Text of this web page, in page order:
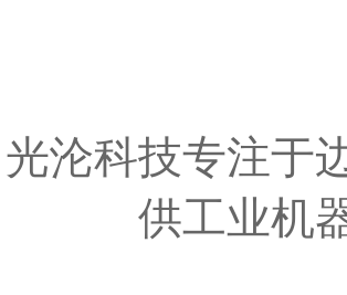
光沦科技专注于
供工业机